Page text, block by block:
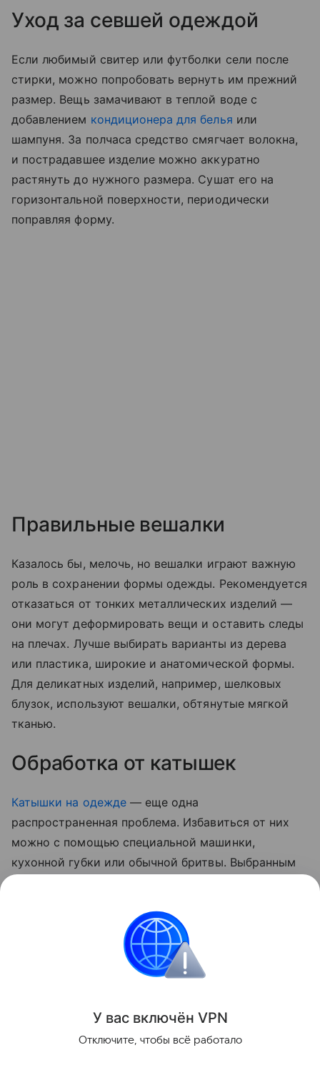
Уход за севшей одеждой
Если любимый свитер или футболки сели после
стирки, можно попробовать вернуть им прежний
размер. Вещь замачивают в теплой воде с
добавлением кондиционера для белья или
шампуня. За полчаса средство смягчает волокна,
и пострадавшее изделие можно аккуратно
растянуть до нужного размера. Сушат его на
горизонтальной поверхности, периодически
поправляя форму.
Правильные вешалки
Казалось бы, мелочь, но вешалки играют важную
роль в сохранении формы одежды. Рекомендуется
отказаться от тонких металлических изделий —
они могут деформировать вещи и оставить следы
на плечах. Лучше выбирать варианты из дерева
или пластика, широкие и анатомической формы.
Для деликатных изделий, например, шелковых
блузок, используют вешалки, обтянутые мягкой
тканью.
Обработка от катышек
Катышки на одежде— еще одна
распространенная проблема. Избавиться от них
можно с помощью специальной машинки,
кухонной губки или обычной бритвы. Выбранным
Важно действовать осторожно, чтобы не
повредить материал.
У вас включён VPN
Отключите, чтобы всё работало